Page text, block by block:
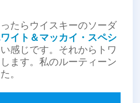
たらウイスキーのソーダ
イト＆マッカイ・スペシ
感じです。それからトワ
ます。私のルーティーン
。